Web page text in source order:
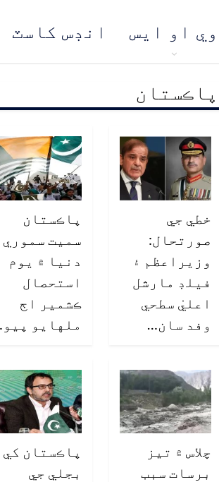
انڊس کاسٽ وي او ايس
پاڪستان مُنڍ
پاڪستان
خطي جي
صورتحال:
وزيراعظم ۽
فيلڊ مارشل
اعليٰ سطحي
وفد سان…
پاڪستان
سميت سموري
دنيا ۾ يوم
استحصال
ڪشمير اڄ
ملهايو پيو…
چلاس ۾ تيز
برسات سبب
پاڪستان کي
بجلي جي